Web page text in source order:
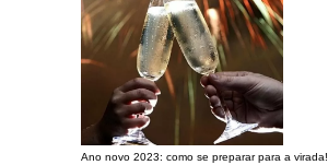
Ano novo 2023: como se preparar para a virada!